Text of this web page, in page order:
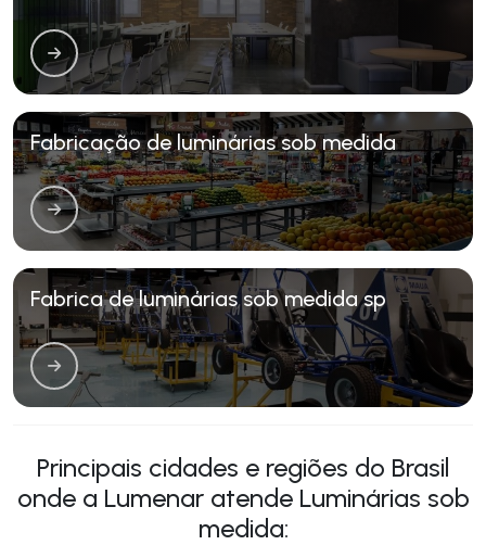
Fabricação de luminárias sob medida
Fabrica de luminárias sob medida sp
Principais cidades e regiões do Brasil
onde a Lumenar atende Luminárias sob
medida: